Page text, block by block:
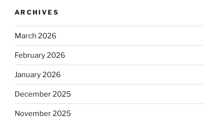
ARCHIVES
March 2026
February 2026
January 2026
December 2025
November 2025